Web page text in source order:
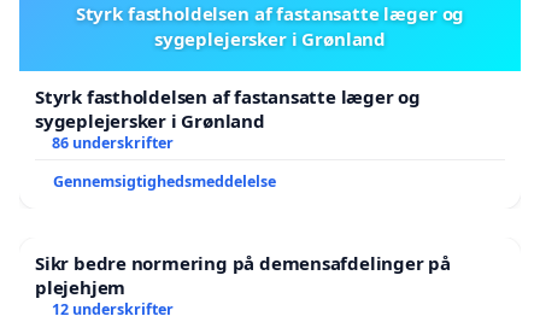
Styrk fastholdelsen af fastansatte læger og
sygeplejersker i Grønland
Styrk fastholdelsen af fastansatte læger og
sygeplejersker i Grønland
86 underskrifter
Gennemsigtighedsmeddelelse
Sikr bedre normering på demensafdelinger på
plejehjem
12 underskrifter